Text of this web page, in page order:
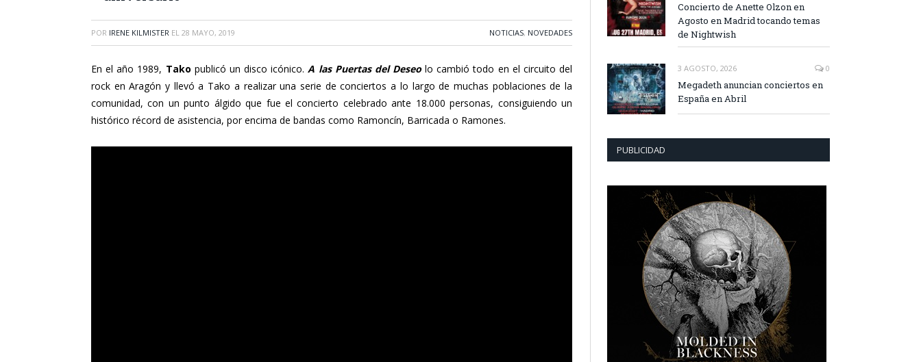
POR IRENE KILMISTER EL 28 MAYO, 2019 NOTICIAS, NOVEDADES
En el año 1989, Tako publicó un disco icónico.A las Puertas del Deseolo cambió todo en el circuito del
rock en Aragón y llevó a Tako a realizar una serie de conciertos a lo largo de muchas poblaciones de la
comunidad, con un punto álgido que fue el concierto celebrado ante 18.000 personas, consiguiendo un
histórico récord de asistencia, por encima de bandas como Ramoncín, Barricada o Ramones.
Concierto de Anette Olzon en
Agosto en Madrid tocando temas
de Nightwish
3 AGOSTO, 2026 0
Megadeth anuncian conciertos en
España en Abril
PUBLICIDAD